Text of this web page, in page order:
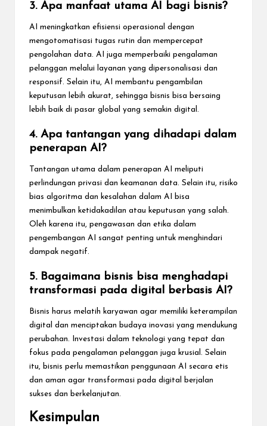
3. Apa manfaat utama AI bagi bisnis?
AI meningkatkan efisiensi operasional dengan
mengotomatisasi tugas rutin dan mempercepat
pengolahan data. AI juga memperbaiki pengalaman
pelanggan melalui layanan yang dipersonalisasi dan
responsif. Selain itu, AI membantu pengambilan
keputusan lebih akurat, sehingga bisnis bisa bersaing
lebih baik di pasar global yang semakin digital.
4. Apa tantangan yang dihadapi dalam
penerapan AI?
Tantangan utama dalam penerapan AI meliputi
perlindungan privasi dan keamanan data. Selain itu, risiko
bias algoritma dan kesalahan dalam AI bisa
menimbulkan ketidakadilan atau keputusan yang salah.
Oleh karena itu, pengawasan dan etika dalam
pengembangan AI sangat penting untuk menghindari
dampak negatif.
5. Bagaimana bisnis bisa menghadapi
transformasi pada digital berbasis AI?
Bisnis harus melatih karyawan agar memiliki keterampilan
digital dan menciptakan budaya inovasi yang mendukung
perubahan. Investasi dalam teknologi yang tepat dan
fokus pada pengalaman pelanggan juga krusial. Selain
itu, bisnis perlu memastikan penggunaan AI secara etis
dan aman agar transformasi pada digital berjalan
sukses dan berkelanjutan.
Kesimpulan